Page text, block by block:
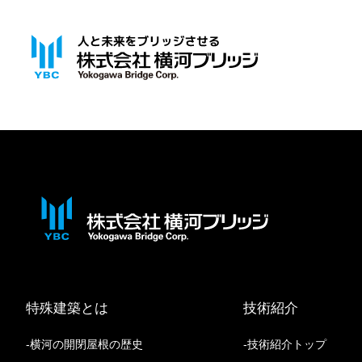
特殊建築とは
横河の開閉屋根の歴史
技術紹介
技術紹介トップ